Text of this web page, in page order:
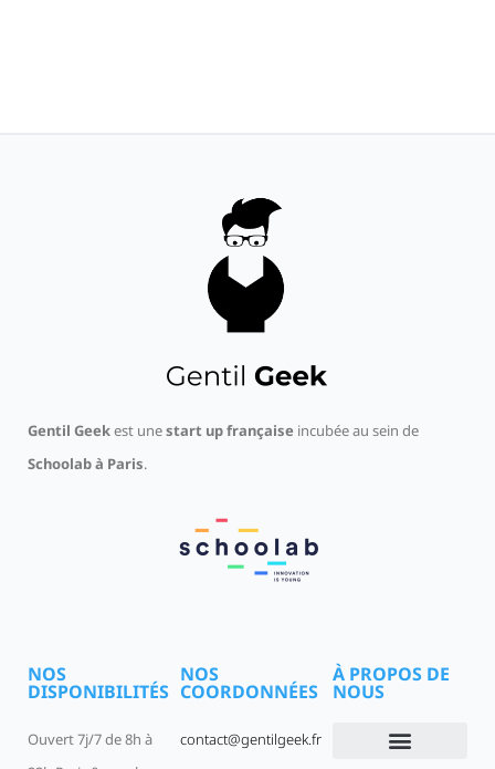
Gentil Geekest unestart up française incubée au sein de
Schoolab à Paris.
NOS
DISPONIBILITÉS
Ouvert 7j/7 de 8h à
NOS
COORDONNÉES
contact@gentilgeek.fr
À PROPOS DE
NOUS